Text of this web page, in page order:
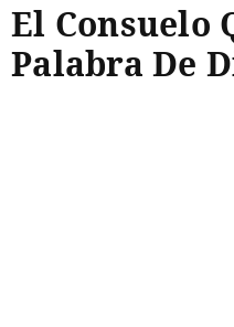
El Consuelo
Palabra De